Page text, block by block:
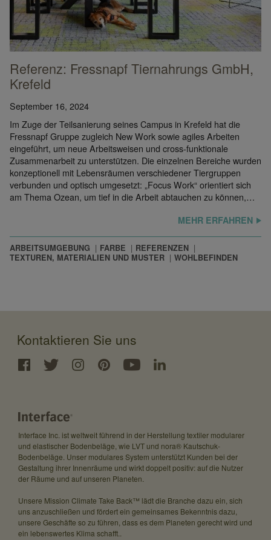
Referenz: Fressnapf Tiernahrungs GmbH,
Krefeld
September 16, 2024
Im Zuge der Teilsanierung seines Campus in Krefeld hat die
Fressnapf Gruppe zugleich New Work sowie agiles Arbeiten
eingeführt, um neue Arbeitsweisen und cross-funktionale
Zusammenarbeit zu unterstützen. Die einzelnen Bereiche wurden
konzeptionell mit Lebensräumen verschiedener Tiergruppen
verbunden und optisch umgesetzt: „Focus Work“ orientiert sich
am Thema Ozean, um tief in die Arbeit abtauchen zu können,…
MEHR ERFAHREN
ARBEITSUMGEBUNG FARBE
REFERENZEN
TEXTUREN, MATERIALIEN UND MUSTER
WOHLBEFINDEN
Kontaktieren Sie uns
Interface Inc. ist weltweit führend in der Herstellung textiler modularer
und elastischer Bodenbeläge, wie LVT und nora® Kautschuk-
Bodenbeläge. Unser modulares System unterstützt Kunden bei der
Gestaltung ihrer Innenräume und wirkt doppelt positiv: auf die Nutzer
der Räume und auf unseren Planeten.
Unsere Mission Climate Take Back™ lädt die Branche dazu ein, sich
uns anzuschließen und fördert ein gemeinsames Bekenntnis dazu,
unsere Geschäfte so zu führen, dass es dem Planeten gerecht wird und
ein lebenswertes Klima schafft..